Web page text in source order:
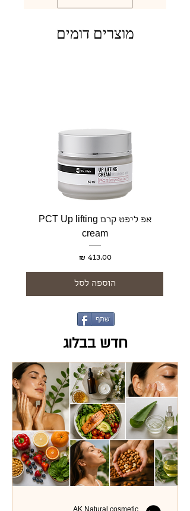
מוצרים דומים
אפ ליפט קרם PCT Up lifting
cream
מחיר‏413.00 ‏₪
הוספה לסל
שתף
חדש בבלוג